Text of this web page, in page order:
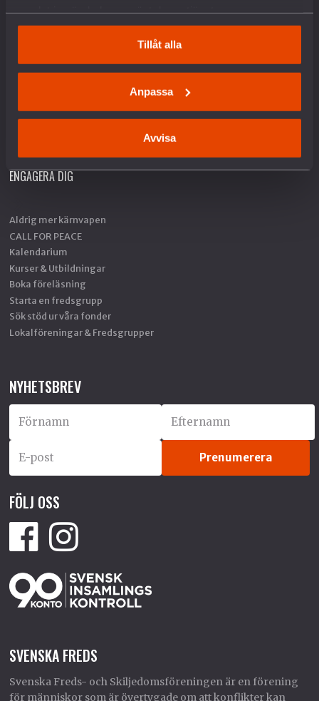
Tillåt alla
Anpassa
Avvisa
Bli medlem
Gåvobevis
Fler sätt att ge
ENGAGERA DIG
Aldrig mer kärnvapen
CALL FOR PEACE
Kalendarium
Kurser & Utbildningar
Boka föreläsning
Starta en fredsgrupp
Sök stöd ur våra fonder
Lokalföreningar & Fredsgrupper
NYHETSBREV
FÖLJ OSS
SVENSKA FREDS
Svenska Freds- och Skiljedomsföreningen är en förening
för människor som är övertygade om att konflikter kan